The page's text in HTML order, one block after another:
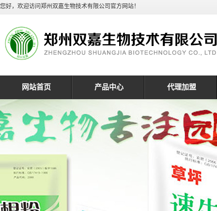
您好，欢迎访问郑州双嘉生物技术有限公司官方网站！
网站首页 产品中心 代理加盟